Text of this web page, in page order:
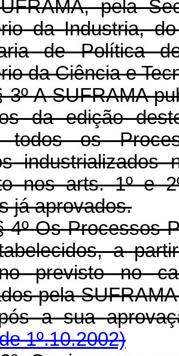
pela
da Industria,
de Política
da Ciência e
SUFRAMA
da edição
todos os
nos arts. 1º e
já aprovados.
Processos
a
previsto no
pela
a sua
1º.10.2002)